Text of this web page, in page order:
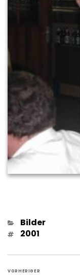
Kategorien
Bilder
Schlagwörter
2001
VORHERIGER